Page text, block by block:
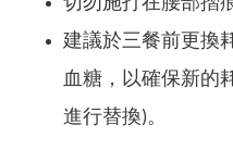
建議於三餐前更換
血糖，以確保新的
進行替換)。